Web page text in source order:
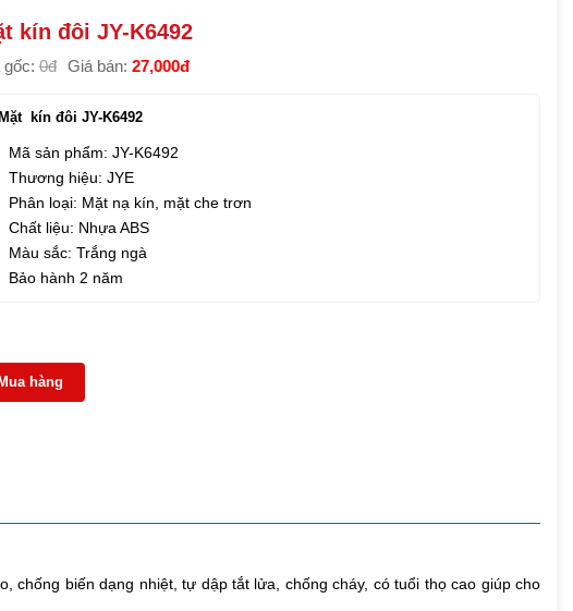
kín đôi JY-K6492
gốc: 0đ Giá bán: 27,000đ
Mặt kín đôi JY-K6492
Mã sản phẩm: JY-K6492
Thương hiệu: JYE
Phân loại: Mặt nạ kín, mặt che trơn
Chất liệu: Nhựa ABS
Màu sắc: Trắng ngà
Bảo hành 2 năm
Mua hàng
chống biến dạng nhiệt, tự dập tắt lửa, chống cháy, có tuổi thọ cao giúp cho